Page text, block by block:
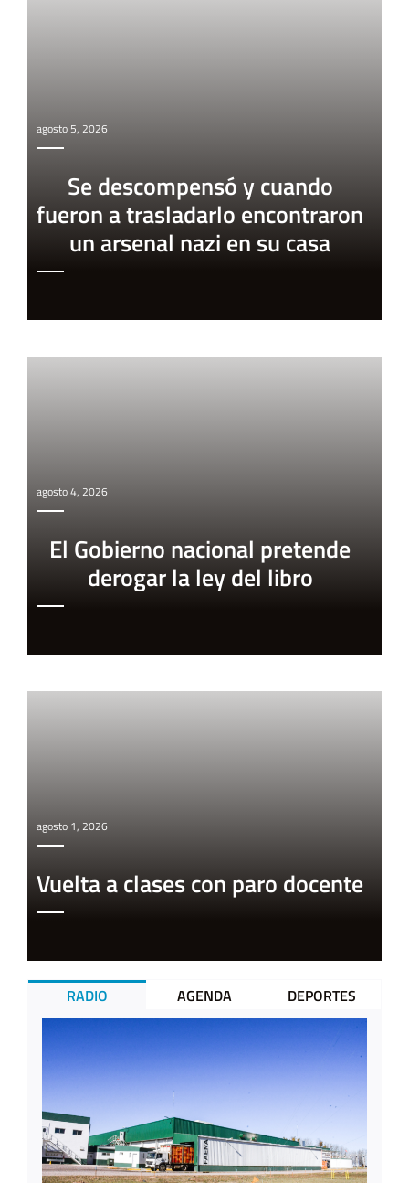
agosto 5, 2026
Se descompensó y cuando
fueron a trasladarlo encontraron
un arsenal nazi en su casa
agosto 4, 2026
El Gobierno nacional pretende
derogar la ley del libro
agosto 1, 2026
Vuelta a clases con paro docente
RADIO AGENDA DEPORTES